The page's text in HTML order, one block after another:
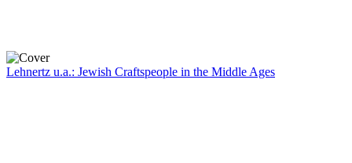
Lehnertz u.a.: Jewish Craftspeople in the Middle Ages